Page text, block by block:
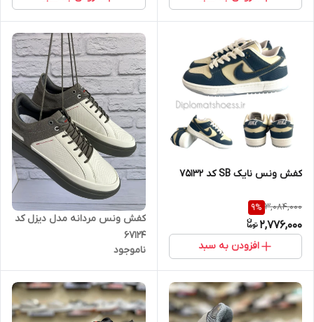
کفش ونس نایک SB کد 75132
3,084,000
9%
2,776,000
افزودن به سبد
کفش ونس مردانه مدل دیزل کد
67124
ناموجود